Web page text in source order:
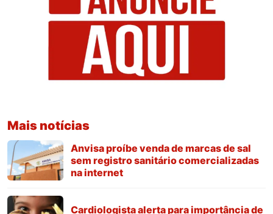
Mais notícias
Anvisa proíbe venda de marcas de sal
sem registro sanitário comercializadas
na internet
Cardiologista alerta para importância de